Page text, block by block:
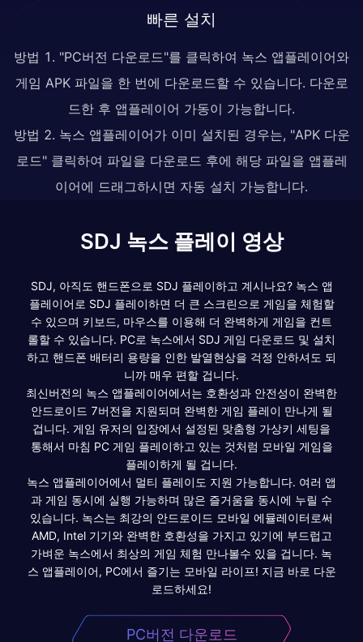
빠른 설치
방법 1. "PC버전 다운로드"를 클릭하여 녹스 앱플레이어와
게임 APK 파일을 한 번에 다운로드할 수 있습니다. 다운로
드한 후 앱플레이어 가동이 가능합니다.
방법 2. 녹스 앱플레이어가 이미 설치된 경우는, "APK 다운
로드" 클릭하여 파일을 다운로드 후에 해당 파일을 앱플레
이어에 드래그하시면 자동 설치 가능합니다.
SDJ 녹스 플레이 영상
SDJ, 아직도 핸드폰으로 SDJ 플레이하고 계시나요? 녹스 앱
플레이어로 SDJ 플레이하면 더 큰 스크린으로 게임을 체험할
수 있으며 키보드, 마우스를 이용해 더 완벽하게 게임을 컨트
롤할 수 있습니다. PC로 녹스에서 SDJ 게임 다운로드 및 설치
하고 핸드폰 배터리 용량을 인한 발열현상을 걱정 안하셔도 되
니까 매우 편할 겁니다.
최신버전의 녹스 앱플레이어에서는 호환성과 안전성이 완벽한
안드로이드 7버전을 지원되며 완벽한 게임 플레이 만나게 될
겁니다. 게임 유저의 입장에서 설정된 맞춤형 가상키 세팅을
통해서 마침 PC 게임 플레이하고 있는 것처럼 모바일 게임을
플레이하게 될 겁니다.
녹스 앱플레이어에서 멀티 플레이도 지원 가능합니다. 여러 앱
과 게임 동시에 실행 가능하며 많은 즐거움을 동시에 누릴 수
있습니다. 녹스는 최강의 안드로이드 모바일 에뮬레이터로써
AMD, Intel 기기와 완벽한 호환성을 가지고 있기에 부드럽고
가벼운 녹스에서 최상의 게임 체험 만나볼수 있을 겁니다. 녹
스 앱플레이어, PC에서 즐기는 모바일 라이프! 지금 바로 다운
로드하세요!
PC버전 다운로드